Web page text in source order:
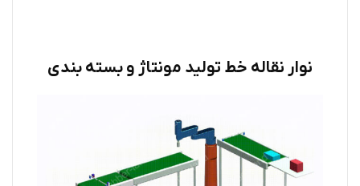
نوار نقاله خط تولید مونتاژ و بسته بندی